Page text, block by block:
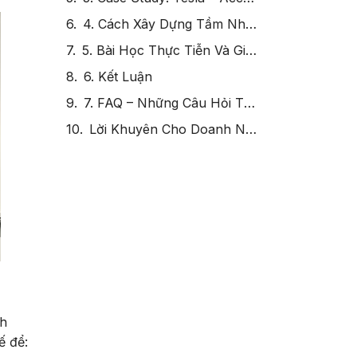
để:
4. Cách Xây Dựng Tầm Nhìn & Sứ Mệnh Thuyết Phục
5. Bài Học Thực Tiễn Và Giải Pháp Khắc Phục Thách Thức
6. Kết Luận
7. FAQ – Những Câu Hỏi Thường Gặp về Xây Dựng Tầm Nhìn và Sứ Mệnh Thuyết Phục
Lời Khuyên Cho Doanh Nghiệp